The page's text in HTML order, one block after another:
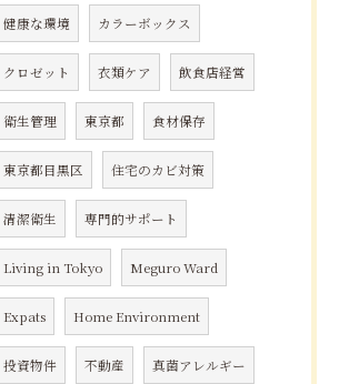
健康な環境 カラーボックス
クロゼット 衣類ケア 飲食店経営
衛生管理 東京都 食材保存
東京都目黒区 住宅のカビ対策
清潔衛生 専門的サポート
Living in Tokyo Meguro Ward
Expats Home Environment
投資物件 不動産 真菌アレルギー